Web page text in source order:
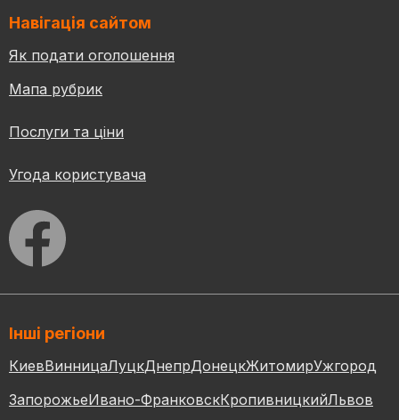
Навігація сайтом
Як подати оголошення
Мапа рубрик
Послуги та ціни
Угода користувача
Інші регіони
КиевВинницаЛуцкДнепрДонецкЖитомирУжгород
ЗапорожьеИвано-ФранковскКропивницкийЛьвов